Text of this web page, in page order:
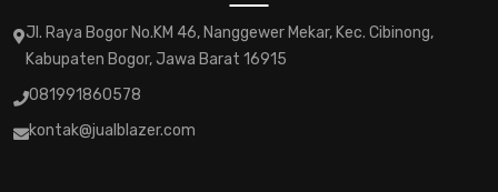
jasa-pembuatan-taman-kering
jasa-pembuatan-taman-kering-terbaik
Jl. Raya Bogor No.KM 46, Nanggewer Mekar, Kec. Cibinong,
Kabupaten Bogor, Jawa Barat 16915
081991860578
kontak@jualblazer.com